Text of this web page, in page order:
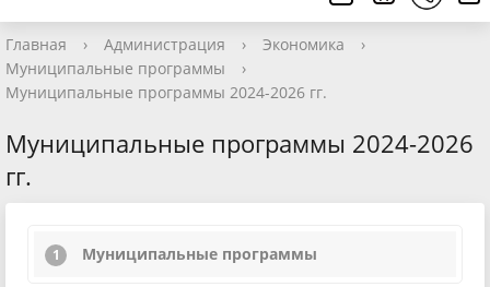
Главная › Администрация › Экономика
›
Муниципальные программы
›
Муниципальные программы 2024-2026 гг.
Муниципальные программы 2024-2026
гг.
Муниципальные программы